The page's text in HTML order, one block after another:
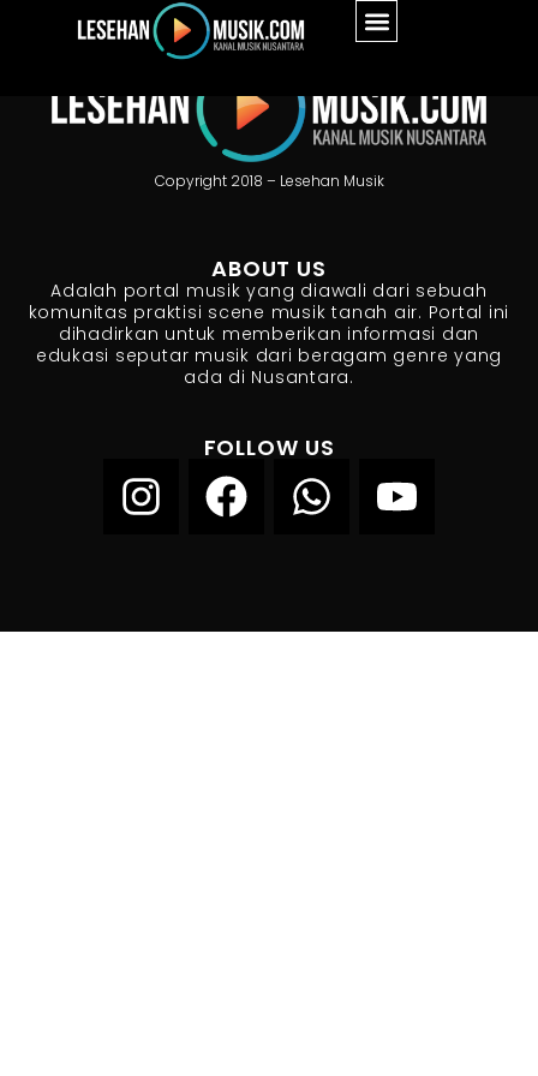
Copyright 2018 – Lesehan Musik
ABOUT US
Adalah portal musik yang diawali dari sebuah
komunitas praktisi scene musik tanah air. Portal ini
dihadirkan untuk memberikan informasi dan
edukasi seputar musik dari beragam genre yang
ada di Nusantara.
FOLLOW US